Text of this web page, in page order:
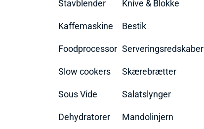
Stavblender
Kaffemaskine
Foodprocessor
Slow cookers
Sous Vide
Dehydratorer
Knive & Blokke
Bestik
Serveringsredskaber
Skærebrætter
Salatslynger
Mandolinjern